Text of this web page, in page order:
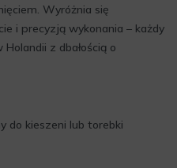
Wyróżnia się
i precyzją wykonania – każdy
z dbałością o
do kieszeni lub torebki